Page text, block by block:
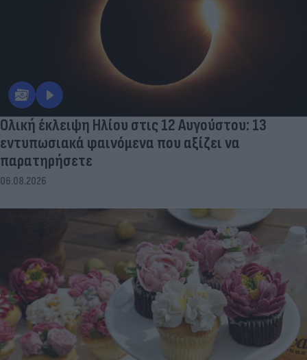
Ολική έκλειψη Ηλίου στις 12 Αυγούστου: 13
εντυπωσιακά φαινόμενα που αξίζει να
παρατηρήσετε
06.08.2026